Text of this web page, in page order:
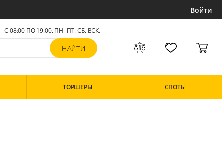
Войти
С 08:00 ПО 19:00, ПН- ПТ,СБ, ВСК.
ТОРШЕРЫ СПОТЫ